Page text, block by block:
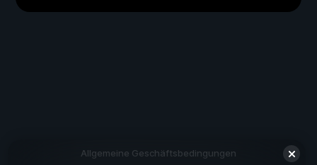
Allgemeine Geschäftsbedingungen